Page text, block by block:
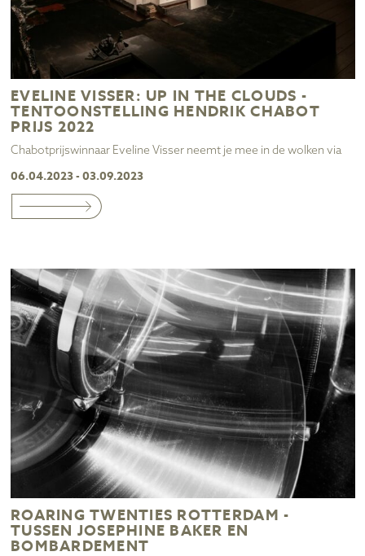
EVELINE VISSER: UP IN THE CLOUDS -
TENTOONSTELLING HENDRIK CHABOT
PRIJS 2022
Chabotprijswinnaar Eveline Visser neemt je mee in de wolken via
06.04.2023 - 03.09.2023
ROARING TWENTIES ROTTERDAM -
TUSSEN JOSEPHINE BAKER EN
BOMBARDEMENT